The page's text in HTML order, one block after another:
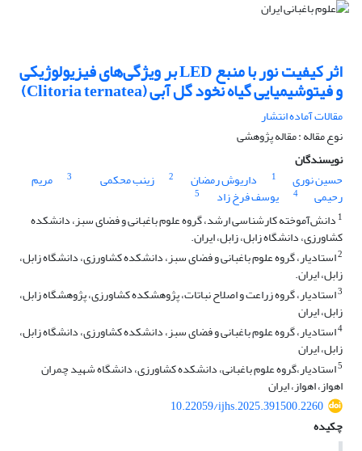
اثر کیفیت نور با منبع LED بر ویژگی‌های فیزیولوژیکی
و فیتوشیمیایی گیاه نخود گل آبی (Clitoria ternatea)
مقالات آماده انتشار
نوع مقاله : مقاله پژوهشی
نویسندگان
حسین نوری
1 داریوش رمضان 2 زینب محکمی 3 مریم
رحیمی 4 یوسف فرخ زاد
5
1 دانش‌آموخته کارشناسی ارشد، گروه علوم باغبانی و فضای سبز، دانشکده
کشاورزی، دانشگاه زابل، زابل، ایران.
2استادیار، گروه علوم باغبانی و فضای سبز، دانشکده کشاورزی، دانشگاه زابل،
زابل، ایران.
3استادیار، گروه زراعت و اصلاح نباتات، پژوهشکده کشاورزی، پژوهشگاه زابل،
زابل، ایران
4استادیار، گروه علوم باغبانی و فضای سبز، دانشکده کشاورزی، دانشگاه زابل،
زابل، ایران
5استادیار،گروه علوم باغبانی، دانشکده کشاورزی، دانشگاه شهید چمران
اهواز، اهواز، ایران
10.22059/ijhs.2025.391500.2260
چکیده